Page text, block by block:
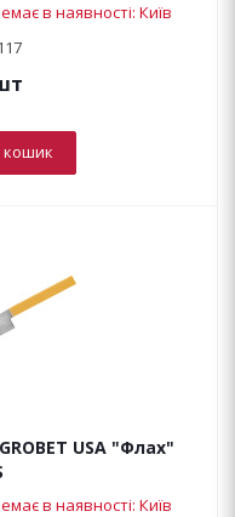
в наявності: Київ
кошик
USA "Флах"
в наявності: Київ